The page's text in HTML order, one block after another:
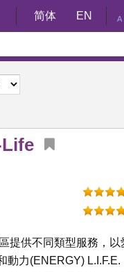
简体 EN A
Life
提供不同類型服務，以
動力(ENERGY) L.I.F.E.